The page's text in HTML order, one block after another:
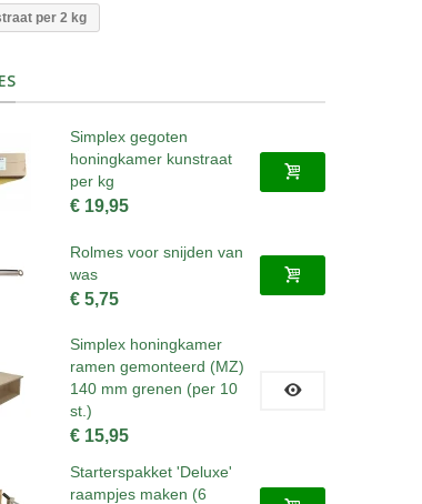
per 2 kg
Simplex gegoten
honingkamer kunstraat
per kg
€ 19,95
Rolmes voor snijden van
was
€ 5,75
Simplex honingkamer
ramen gemonteerd (MZ)
140 mm grenen (per 10
st.)
€ 15,95
Starterspakket 'Deluxe'
raampjes maken (6